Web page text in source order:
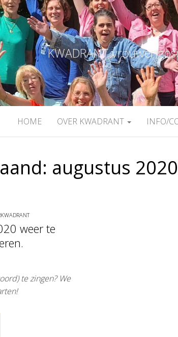
KWADRANT
HOME OVER KWADRANT INFO/
augustus 2020
weer te
te zingen? We